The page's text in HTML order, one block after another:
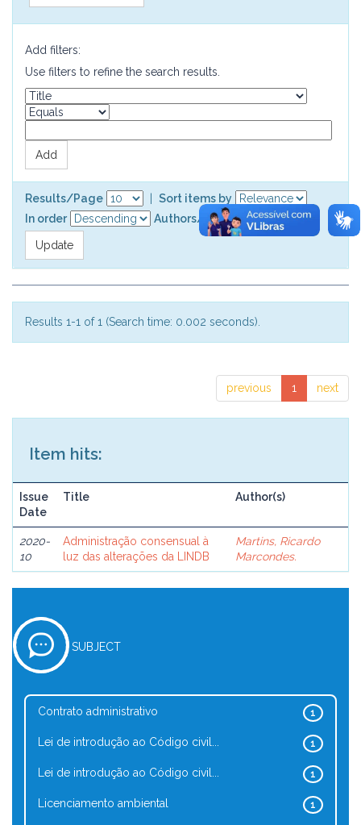
Add filters:
Use filters to refine the search results.
Results/Page
Sort items by
In order
Authors/record
Results 1-1 of 1 (Search time: 0.002 seconds).
previous 1 next
Item hits:
Issue
Date
Title Author(s)
2020-
10
Administração consensual à
luz das alterações da LINDB
Martins, Ricardo
Marcondes.
SUBJECT
1
Contrato administrativo
1
Lei de introdução ao Código civil...
1
Lei de introdução ao Código civil...
1
Licenciamento ambiental